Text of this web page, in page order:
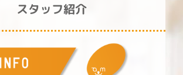
スタッフ紹介